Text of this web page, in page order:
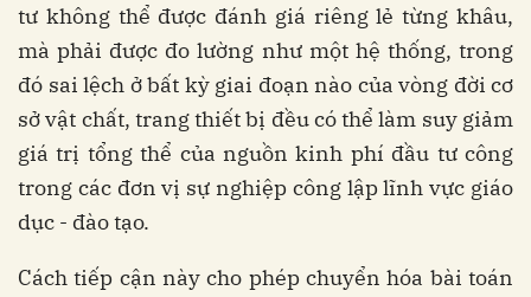
tư không thể được đánh giá riêng lẻ từng khâu,
mà phải được đo lường như một hệ thống, trong
đó sai lệch ở bất kỳ giai đoạn nào của vòng đời cơ
sở vật chất, trang thiết bị đều có thể làm suy giảm
giá trị tổng thể của nguồn kinh phí đầu tư công
trong các đơn vị sự nghiệp công lập lĩnh vực giáo
dục - đào tạo.
Cách tiếp cận này cho phép chuyển hóa bài toán